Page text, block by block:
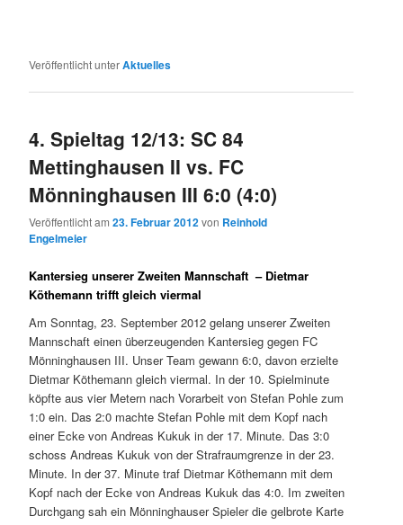
Veröffentlicht unterAktuelles
4. Spieltag 12/13: SC 84
Mettinghausen II vs. FC
Mönninghausen III 6:0 (4:0)
Veröffentlicht am23. Februar 2012von Reinhold
Engelmeier
Kantersieg unserer Zweiten Mannschaft – Dietmar
Köthemann trifft gleich viermal
Am Sonntag, 23. September 2012 gelang unserer Zweiten
Mannschaft einen überzeugenden Kantersieg gegen FC
Mönninghausen III. Unser Team gewann 6:0, davon erzielte
Dietmar Köthemann gleich viermal. In der 10. Spielminute
köpfte aus vier Metern nach Vorarbeit von Stefan Pohle zum
1:0 ein. Das 2:0 machte Stefan Pohle mit dem Kopf nach
einer Ecke von Andreas Kukuk in der 17. Minute. Das 3:0
schoss Andreas Kukuk von der Strafraumgrenze in der 23.
Minute. In der 37. Minute traf Dietmar Köthemann mit dem
Kopf nach der Ecke von Andreas Kukuk das 4:0. Im zweiten
Durchgang sah ein Mönninghauser Spieler die gelbrote Karte